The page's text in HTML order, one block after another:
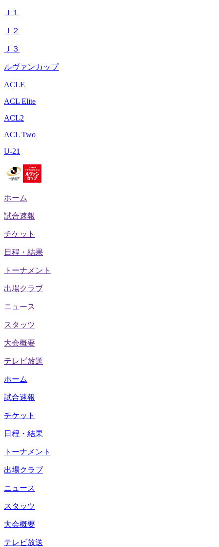
Ｊ１
Ｊ２
Ｊ３
ルヴァンカップ
ACLE
ACL Elite
ACL2
ACL Two
U-21
ホーム
試合速報
チケット
日程・結果
トーナメント
出場クラブ
ニュース
スタッツ
大会概要
テレビ放送
ホーム
試合速報
チケット
日程・結果
トーナメント
出場クラブ
ニュース
スタッツ
大会概要
テレビ放送